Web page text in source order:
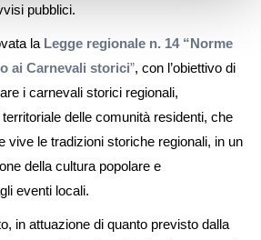
pubblici.
la Legge regionale n. 14 “Norme
ai Carnevali storici”, con l’obiettivo di
i carnevali storici regionali,
delle comunità residenti, che
vive le tradizioni storiche regionali, in un
della cultura popolare e
eventi locali.
in attuazione di quanto previsto dalla